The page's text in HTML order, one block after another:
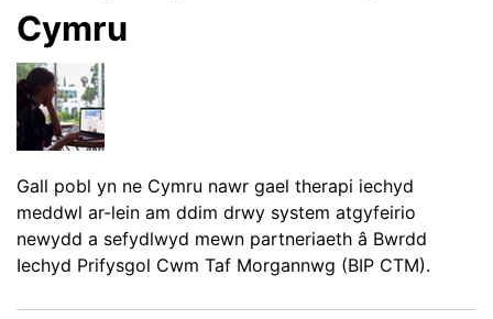
Cymru
Gall pobl yn ne Cymru nawr gael therapi iechyd
meddwl ar-lein am ddim drwy system atgyfeirio
newydd a sefydlwyd mewn partneriaeth â Bwrdd
Iechyd Prifysgol Cwm Taf Morgannwg (BIP CTM).